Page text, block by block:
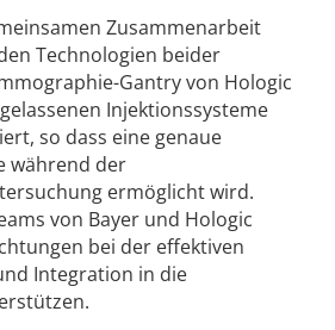
Zusammenarbeit
Technologien beider
Gantry von Hologic
Injektionssysteme
so dass eine genaue
während der
ermöglicht wird.
von Bayer und Hologic
bei der effektiven
Integration in die